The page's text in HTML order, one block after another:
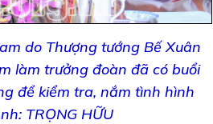
do Thượng tướng Bế Xuân
làm trưởng đoàn đã có buổi
để kiểm tra, nắm tình hình
TRỌNG HỮU